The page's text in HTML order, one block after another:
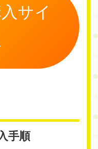
サイ
手順